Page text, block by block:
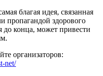
благая идея, связанная
пропагандой здорового
до конца, может привести
организаторов:
net/